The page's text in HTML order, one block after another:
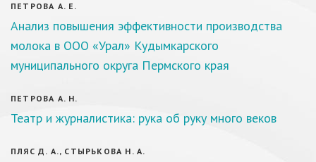
ПЕТРОВА А. Е.
Анализ повышения эффективности производства
молока в ООО «Урал» Кудымкарского
муниципального округа Пермского края
ПЕТРОВА А. Н.
Театр и журналистика: рука об руку много веков
ПЛЯС Д. А., СТЫРЬКОВА Н. А.